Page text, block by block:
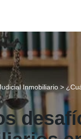
Inmobiliario >